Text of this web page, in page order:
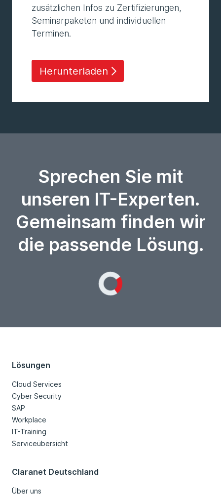
zusätzlichen Infos zu Zertifizierungen,
Seminarpaketen und individuellen
Terminen.
Herunterladen
Sprechen Sie mit
unseren IT-Experten.
Gemeinsam finden wir
die passende Lösung.
Lösungen
Cloud Services
Cyber Security
SAP
Workplace
IT-Training
Serviceübersicht
Claranet Deutschland
Über uns